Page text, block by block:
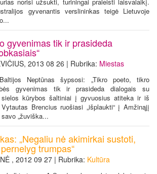
gyvenantis verslininkas teigė Lietuvoje
gyvenimas tik ir prasideda
2013 08 26 | Rubrika: Miestas
Neptūnas šypsosi: „Tikro poeto, tikro
gyvenimas tik ir prasideda dialogais su
kūrybos šaltiniai į gyvuosius atiteka ir iš
Brencius ruošiasi „išplaukti“ į Amžinąjį
„žuviška...
„Negaliu nė akimirkai sustoti,
trumpas“
, 2012 09 27 | Rubrika: Kultūra